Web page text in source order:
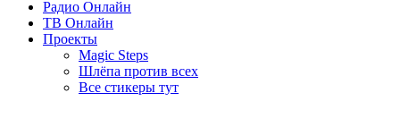
Радио Онлайн
ТВ Онлайн
Проекты
Magic Steps
Шлёпа против всех
Все стикеры тут